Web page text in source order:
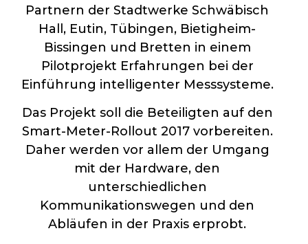
Partnern der Stadtwerke Schwäbisch
Hall, Eutin, Tübingen, Bietigheim-
Bissingen und Bretten in einem
Pilotprojekt Erfahrungen bei der
Einführung intelligenter Messsysteme.
Das Projekt soll die Beteiligten auf den
Smart-Meter-Rollout 2017 vorbereiten.
Daher werden vor allem der Umgang
mit der Hardware, den
unterschiedlichen
Kommunikationswegen und den
Abläufen in der Praxis erprobt.